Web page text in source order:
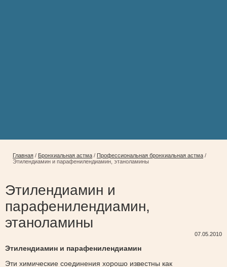
Главная / Бронхиальная астма / Профессиональная бронхиальная астма /
Этилендиамин и парафенилендиамин, этаноламины
Этилендиамин и
парафенилендиамин,
этаноламины
07.05.2010
Этилендиамин и парафенилендиамин
Эти химические соединения хорошо известны как